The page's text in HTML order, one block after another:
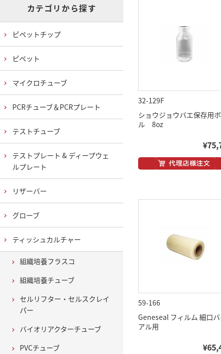
32-129F
ショウジョウバエ保存用
ル 8oz
59-166
Geneseal フィルム 細口
アル用
カテゴリから探す
ピペットチップ
ピペット
マイクロチューブ
PCRチューブ＆PCRプレート
テストチューブ
テストプレート & ディープウェ
ルプレート
リザーバー
グローブ
ティッシュカルチャー
組織培養フラスコ
組織培養チューブ
セルリフター・セルスクレイ
パー
バイオリアクターチューブ
PVCチューブ